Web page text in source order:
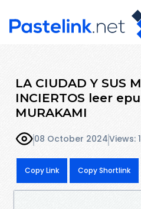
LA CIUDAD Y SUS
INCIERTOS leer
MURAKAMI
08 October 2024Views:
Copy Link Copy Shortlink